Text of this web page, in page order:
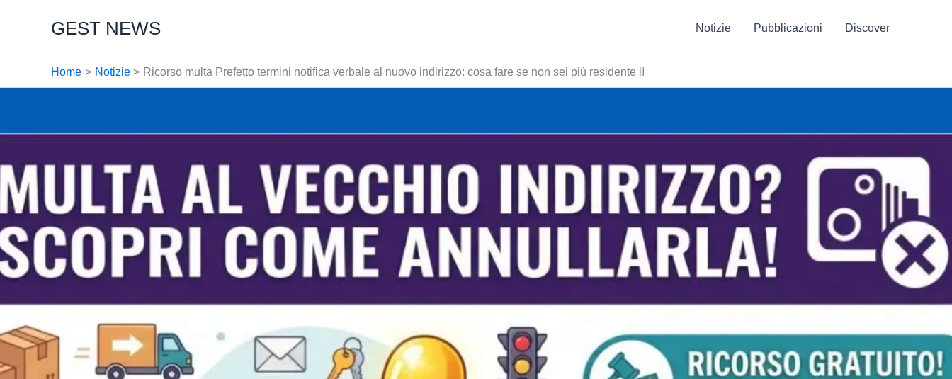
GEST NEWS Notizie Pubblicazioni Discover
Home Notizie Ricorso multa Prefetto termini notifica verbale al nuovo indirizzo: cosa fare se non sei più residente lì